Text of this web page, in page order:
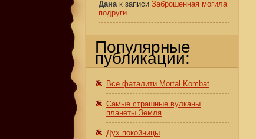
Данак записи Заброшенная могила
подруги
Популярные
публикации:
Все фаталити Mortal Kombat
Самые страшные вулканы
планеты Земля
Дух покойницы